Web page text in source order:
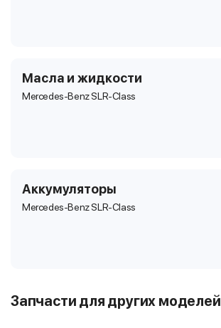
Масла и жидкости
Mercedes-Benz SLR-Class
Аккумуляторы
Mercedes-Benz SLR-Class
Запчасти для других моделей